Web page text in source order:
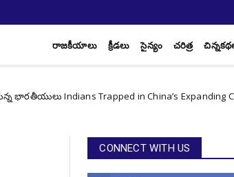
రాజకీయాలు క్రీడలు సైన్యం చరిత్ర
Trapped in China’s Expanding Cyber Mafia
CONNECT WITH US